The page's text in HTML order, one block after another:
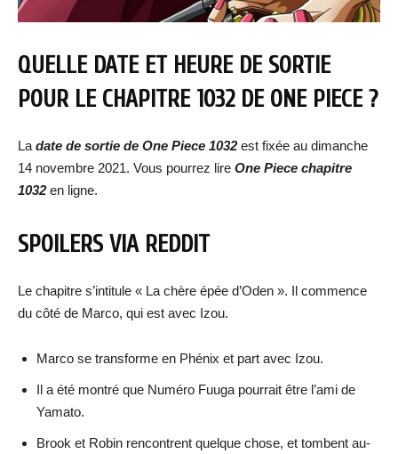
QUELLE DATE ET HEURE DE SORTIE
POUR LE CHAPITRE 1032 DE ONE PIECE ?
La date de sortie de One Piece 1032est fixée au dimanche
14 novembre 2021. Vous pourrez lire One Piece chapitre
1032en ligne.
SPOILERS VIA REDDIT
Le chapitre s’intitule « La chère épée d’Oden ». Il commence
du côté de Marco, qui est avec Izou.
Marco se transforme en Phénix et part avec Izou.
Il a été montré que Numéro Fuuga pourrait être l’ami de
Yamato.
Brook et Robin rencontrent quelque chose, et tombent au-